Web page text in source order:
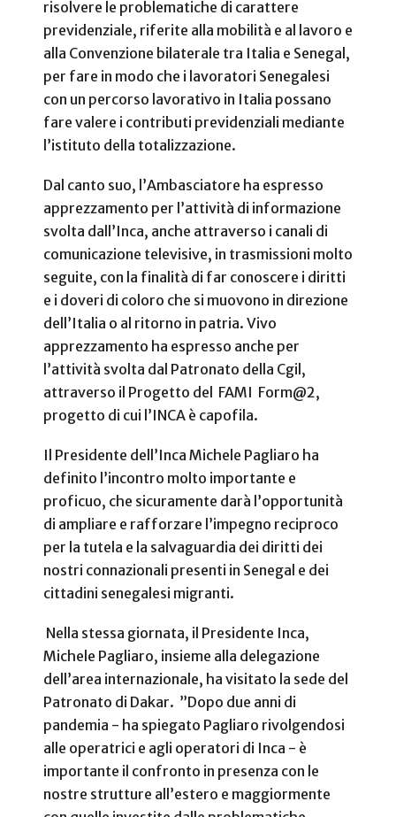
risolvere le problematiche di carattere
previdenziale, riferite alla mobilità e al lavoro e
alla Convenzione bilaterale tra Italia e Senegal,
per fare in modo che i lavoratori Senegalesi
con un percorso lavorativo in Italia possano
fare valere i contributi previdenziali mediante
l’istituto della totalizzazione.
Dal canto suo, l’Ambasciatore ha espresso
apprezzamento per l’attività di informazione
svolta dall’Inca, anche attraverso i canali di
comunicazione televisive, in trasmissioni molto
seguite, con la finalità di far conoscere i diritti
e i doveri di coloro che si muovono in direzione
dell’Italia o al ritorno in patria. Vivo
apprezzamento ha espresso anche per
l’attività svolta dal Patronato della Cgil,
attraverso il Progetto del FAMI Form@2,
progetto di cui l’INCA è capofila.
Il Presidente dell’Inca Michele Pagliaro ha
definito l’incontro molto importante e
proficuo, che sicuramente darà l’opportunità
di ampliare e rafforzare l’impegno reciproco
per la tutela e la salvaguardia dei diritti dei
nostri connazionali presenti in Senegal e dei
cittadini senegalesi migranti.
Nella stessa giornata, il Presidente Inca,
Michele Pagliaro, insieme alla delegazione
dell’area internazionale, ha visitato la sede del
Patronato di Dakar. ”Dopo due anni di
pandemia - ha spiegato Pagliaro rivolgendosi
alle operatrici e agli operatori di Inca - è
importante il confronto in presenza con le
nostre strutture all’estero e maggiormente